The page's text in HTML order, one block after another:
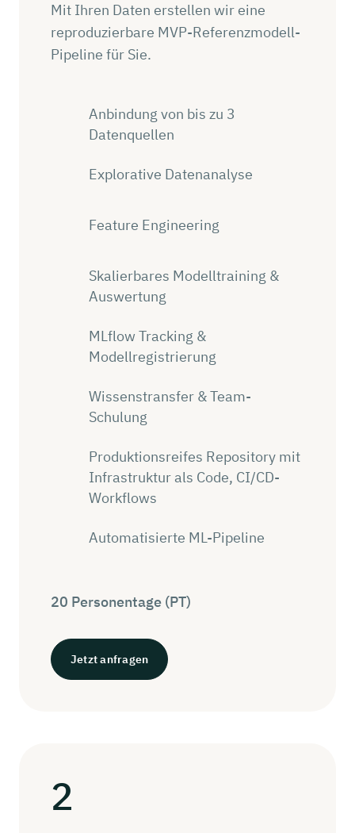
Mit Ihren Daten erstellen wir eine
reproduzierbare MVP-Referenzmodell-
Pipeline für Sie.
Anbindung von bis zu 3
Datenquellen
Explorative Datenanalyse
Feature Engineering
Skalierbares Modelltraining &
Auswertung
MLflow Tracking &
Modellregistrierung
Wissenstransfer & Team-
Schulung
Produktionsreifes Repository mit
Infrastruktur als Code, CI/CD-
Workflows
Automatisierte ML-Pipeline
20 Personentage (PT)
Jetzt anfragen
2